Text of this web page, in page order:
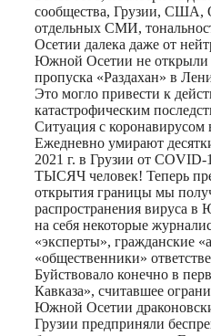
сообщества, Грузии, США,
отдельных СМИ,
Осетии далека даже от
Южной Осетии не открыли
пропуска «Раздахан» в
Это могло привести к
катастрофическим
Ситуация с коронавирусом
Ежедневно умирают
2021 г. в Грузии от
ТЫСЯЧ человек! Теперь
открытия границы мы
распространения вируса
на себя некоторые
«эксперты», гражданские
«общественники»
Буйствовало конечно в
Кавказа», считавшее
Южной Осетии
Грузии предприняли